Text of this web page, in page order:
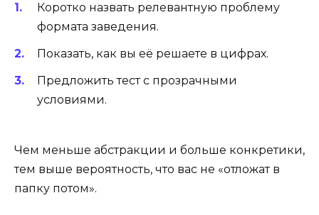
Коротко назвать релевантную проблему
формата заведения.
Показать, как вы её решаете в цифрах.
Предложить тест с прозрачными
условиями.
Чем меньше абстракции и больше конкретики,
тем выше вероятность, что вас не «отложат в
папку потом».